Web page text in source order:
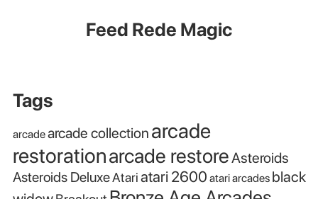
Feed Rede Magic
Tags
arcadearcade collection arcade
restorationarcade restoreAsteroids
Asteroids DeluxeAtariatari 2600 atari arcades black